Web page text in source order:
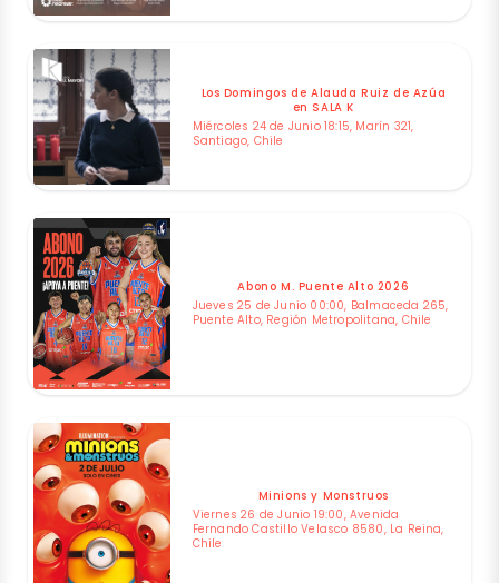
Los Domingos de Alauda Ruiz de Azúa
en SALA K
Miércoles 24 de Junio 18:15, Marín 321,
Santiago, Chile
Abono M. Puente Alto 2026
Jueves 25 de Junio 00:00, Balmaceda 265,
Puente Alto, Región Metropolitana, Chile
Minions y Monstruos
Viernes 26 de Junio 19:00, Avenida
Fernando Castillo Velasco 8580, La Reina,
Chile